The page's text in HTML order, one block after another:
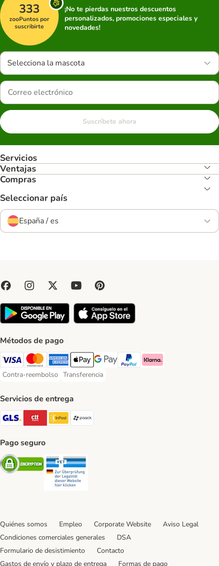
333
zooPuntos por
suscribirte
¡No te pierdas nuestros descuentos
personalizados, promociones especiales y
novedades!
Selecciona la mascota
Suscríbete ahora
Servicios
Ventajas
Compras
Seleccionar país
España / es
Métodos de pago
Visa Payment Method
Mastercard Payment Method
American Express Payment Method
Apple Pay Payment Method
Google Pay Payment Method
PayPal Payment Method
Klarna Payment Method
Contra-reembolso
Contra-reembolso Payment Method
Transferencia
Transferencia Payment Method
Servicios de entrega
GLS Shipping Method
CTTExpress Shipping Method
InPost Shipping Method
paack Shipping Method
Pago seguro
Security
Quiénes somos Empleo Corporate Website
Aviso Legal
Condiciones comerciales generales
DSA
Formulario de desistimiento
Contacto
Gastos de envío y plazo de entrega
Formas de pago